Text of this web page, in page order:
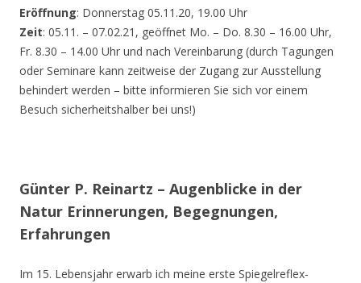
Eröffnung: Donnerstag 05.11.20, 19.00 Uhr
Zeit: 05.11. – 07.02.21, geöffnet Mo. – Do. 8.30 – 16.00 Uhr,
Fr. 8.30 – 14.00 Uhr und nach Vereinbarung (durch Tagungen
oder Seminare kann zeitweise der Zugang zur Ausstellung
behindert werden – bitte informieren Sie sich vor einem
Besuch sicherheitshalber bei uns!)
Günter P. Reinartz – Augenblicke in der
Natur Erinnerungen, Begegnungen,
Erfahrungen
Im 15. Lebensjahr erwarb ich meine erste Spiegelreflex-